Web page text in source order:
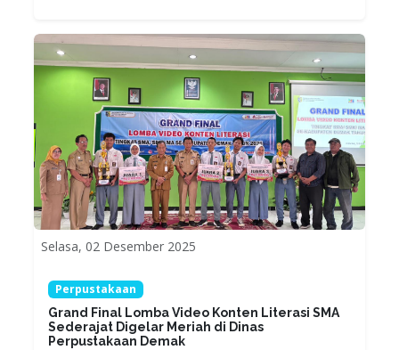
Selasa, 02 Desember 2025
Perpustakaan
Grand Final Lomba Video Konten Literasi SMA
Sederajat Digelar Meriah di Dinas
Perpustakaan Demak